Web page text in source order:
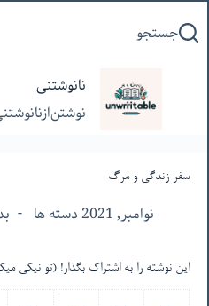
به
جستجو
نانوشتنی
سفر زندگی و مرگ
نوامبر, 2021 دسته ها
این نوشته را به اشتراک بگذار! (تو نیکی